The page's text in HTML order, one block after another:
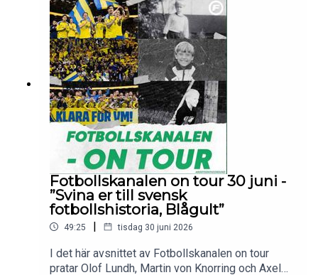
frågor till olof.lundh@tv4.se ,
martin.vonknorring@tv4.se eller
axel.pileby@tv4.se
Fotbollskanalen on tour 30 juni -
”Svina er till svensk
fotbollshistoria, Blågult”
49:25 | tisdag 30 juni 2026
I det här avsnittet av Fotbollskanalen on tour
pratar Olof Lundh, Martin von Knorring och Axel